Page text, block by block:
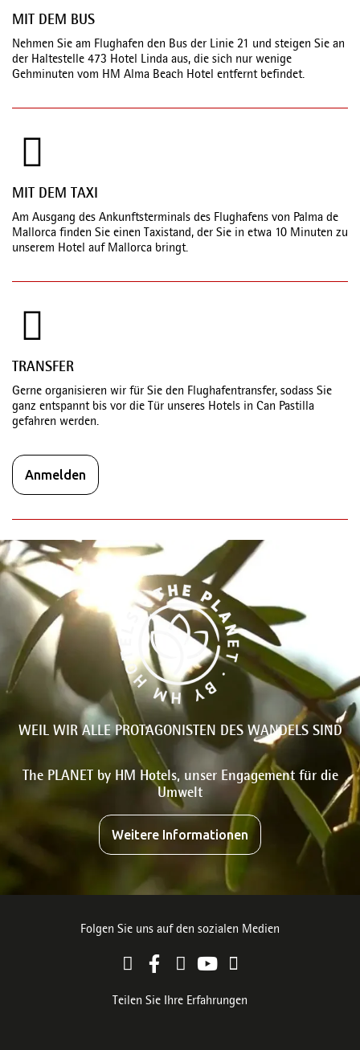
MIT DEM BUS
Nehmen Sie am Flughafen den Bus der Linie 21 und steigen Sie an
der Haltestelle 473 Hotel Linda aus, die sich nur wenige
Gehminuten vom HM Alma Beach Hotel entfernt befindet.
MIT DEM TAXI
Am Ausgang des Ankunftsterminals des Flughafens von Palma de
Mallorca finden Sie einen Taxistand, der Sie in etwa 10 Minuten zu
unserem Hotel auf Mallorca bringt.
TRANSFER
Gerne organisieren wir für Sie den Flughafentransfer, sodass Sie
ganz entspannt bis vor die Tür unseres Hotels in Can Pastilla
gefahren werden.
Anmelden
WEIL WIR ALLE PROTAGONISTEN DES WANDELS SIND
The PLANET by HM Hotels, unser Engagement für die
Umwelt
Weitere Informationen
Folgen Sie uns auf den sozialen Medien
Teilen Sie Ihre Erfahrungen